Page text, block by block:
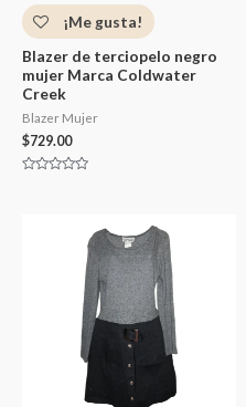
¡Me gusta!
Blazer de terciopelo negro
mujer Marca Coldwater
Creek
Blazer Mujer
$729.00